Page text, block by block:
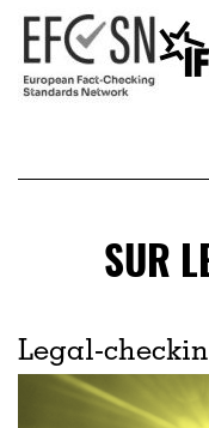
SUR
Legal-